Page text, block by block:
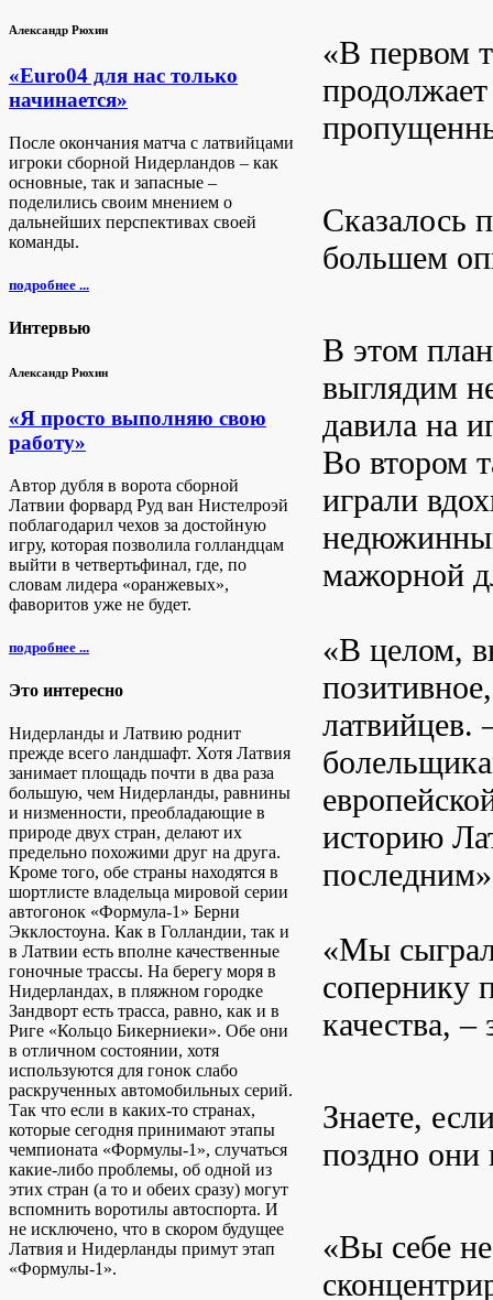
Александр Рюхин
«Euro04 для нас только
начинается»
После окончания матча с латвийцами
игроки сборной Нидерландов – как
основные, так и запасные –
поделились своим мнением о
дальнейших перспективах своей
команды.
подробнее ...
Интервью
Александр Рюхин
«Я просто выполняю свою
работу»
Автор дубля в ворота сборной
Латвии форвард Руд ван Нистелроэй
поблагодарил чехов за достойную
игру, которая позволила голландцам
выйти в четвертьфинал, где, по
словам лидера «оранжевых»,
фаворитов уже не будет.
подробнее ...
Это интересно
Нидерланды и Латвию роднит
прежде всего ландшафт. Хотя Латвия
занимает площадь почти в два раза
большую, чем Нидерланды, равнины
и низменности, преобладающие в
природе двух стран, делают их
предельно похожими друг на друга.
Кроме того, обе страны находятся в
шортлисте владельца мировой серии
автогонок «Формула-1» Берни
Экклостоуна. Как в Голландии, так и
в Латвии есть вполне качественные
гоночные трассы. На берегу моря в
Нидерландах, в пляжном городке
Зандворт есть трасса, равно, как и в
Риге «Кольцо Бикерниеки». Обе они
в отличном состоянии, хотя
используются для гонок слабо
раскрученных автомобильных серий.
Так что если в каких-то странах,
которые сегодня принимают этапы
чемпионата «Формулы-1», случаться
какие-либо проблемы, об одной из
этих стран (а то и обеих сразу) могут
вспомнить воротилы автоспорта. И
не исключено, что в скором будущее
Латвия и Нидерланды примут этап
«Формулы-1».
«В первом
Сказалось
большем
В этом
выглядим
давила на
Во втором
играли
мажорной
«В целом,
латвийцев.
историю
«Мы
сопернику
качества,
Знаете,
поздно они
«Вы себе